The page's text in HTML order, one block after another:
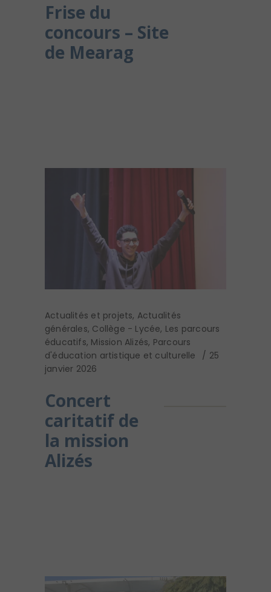
Frise du
concours – Site
de Mearag
Actualités et projets, Actualités
générales, Collège - Lycée, Les parcours
éducatifs, Mission Alizés, Parcours
d'éducation artistique et culturelle
25
janvier 2026
Concert
caritatif de
la mission
Alizés